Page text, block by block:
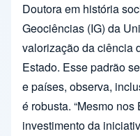
Doutora em história
Geociências (IG) da
valorização da ciência
Estado. Esse padrão
e países, observa,
é robusta. “Mesmo
investimento da